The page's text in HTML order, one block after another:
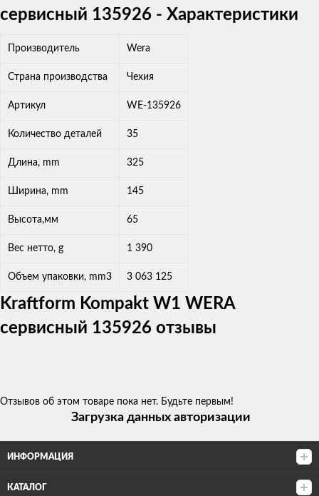
сервисный 135926 - Характеристики
Производитель Wera
Страна производства Чехия
Артикул WE-135926
Количество деталей 35
Длина, mm 325
Ширина, mm 145
Высота,мм 65
Вес нетто, g 1 390
Объем упаковки, mm3 3 063 125
Kraftform Kompakt W1 WERA
сервисный 135926 отзывы
Отзывов об этом товаре пока нет. Будьте первым!
Загрузка данных авторизации
ИНФОРМАЦИЯ
КАТАЛОГ